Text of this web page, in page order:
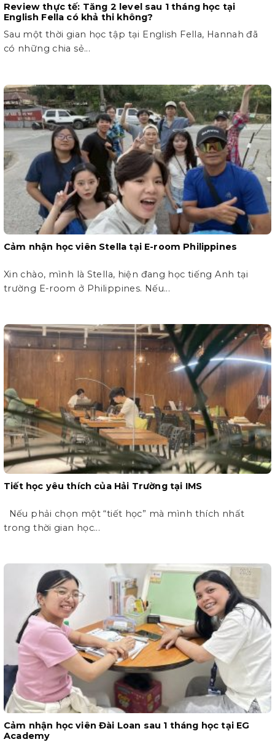
Review thực tế: Tăng 2 level sau 1 tháng học tại
English Fella có khả thi không?
Sau một thời gian học tập tại English Fella, Hannah đã
có những chia sẻ...
Cảm nhận học viên Stella tại E-room Philippines
Xin chào, mình là Stella, hiện đang học tiếng Anh tại
trường E-room ở Philippines. Nếu...
Tiết học yêu thích của Hải Trường tại IMS
Nếu phải chọn một “tiết học” mà mình thích nhất
trong thời gian học...
Cảm nhận học viên Đài Loan sau 1 tháng học tại EG
Academy